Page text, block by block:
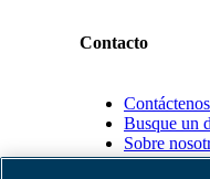
Contacto
Contáctenos
Busque un
Sobre